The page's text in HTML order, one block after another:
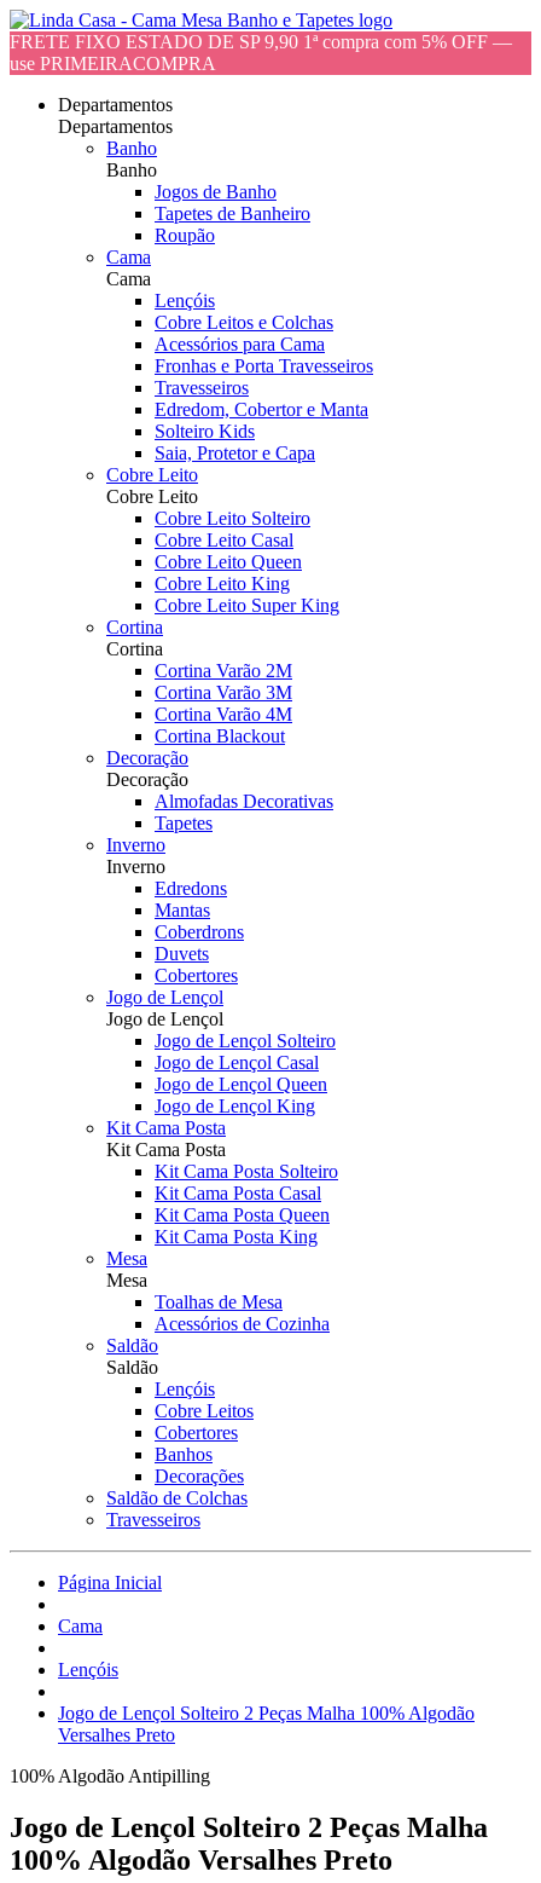
FRETE FIXO ESTADO DE SP 9,90 1ª compra com 5% OFF —
use PRIMEIRACOMPRA
Departamentos
Departamentos
Banho
Banho
Jogos de Banho
Tapetes de Banheiro
Roupão
Cama
Cama
Lençóis
Cobre Leitos e Colchas
Acessórios para Cama
Fronhas e Porta Travesseiros
Travesseiros
Edredom, Cobertor e Manta
Solteiro Kids
Saia, Protetor e Capa
Cobre Leito
Cobre Leito
Cobre Leito Solteiro
Cobre Leito Casal
Cobre Leito Queen
Cobre Leito King
Cobre Leito Super King
Cortina
Cortina
Cortina Varão 2M
Cortina Varão 3M
Cortina Varão 4M
Cortina Blackout
Decoração
Decoração
Almofadas Decorativas
Tapetes
Inverno
Inverno
Edredons
Mantas
Coberdrons
Duvets
Cobertores
Jogo de Lençol
Jogo de Lençol
Jogo de Lençol Solteiro
Jogo de Lençol Casal
Jogo de Lençol Queen
Jogo de Lençol King
Kit Cama Posta
Kit Cama Posta
Kit Cama Posta Solteiro
Kit Cama Posta Casal
Kit Cama Posta Queen
Kit Cama Posta King
Mesa
Mesa
Toalhas de Mesa
Acessórios de Cozinha
Saldão
Saldão
Lençóis
Cobre Leitos
Cobertores
Banhos
Decorações
Saldão de Colchas
Travesseiros
Página Inicial
Cama
Lençóis
Jogo de Lençol Solteiro 2 Peças Malha 100% Algodão
Versalhes Preto
100% Algodão Antipilling
Jogo de Lençol Solteiro 2 Peças Malha
100% Algodão Versalhes Preto